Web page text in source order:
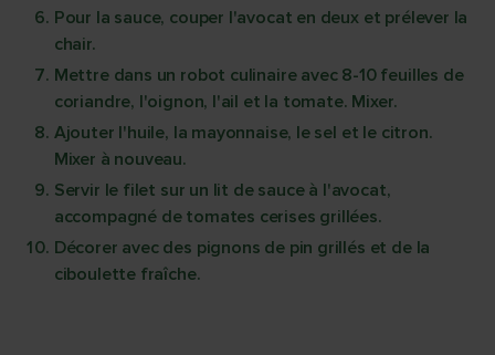
Pour la sauce, couper l'avocat en deux et prélever la
chair.
Mettre dans un robot culinaire avec 8-10 feuilles de
coriandre, l'oignon, l'ail et la tomate. Mixer.
Ajouter l'huile, la mayonnaise, le sel et le citron.
Mixer à nouveau.
Servir le filet sur un lit de sauce à l'avocat,
accompagné de tomates cerises grillées.
Décorer avec des pignons de pin grillés et de la
ciboulette fraîche.